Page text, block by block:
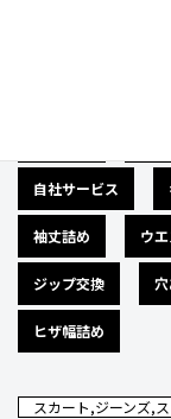
自社サービス
袖丈詰め ウ
ジップ交換
ヒザ幅詰め
スカート,ジーンズ,